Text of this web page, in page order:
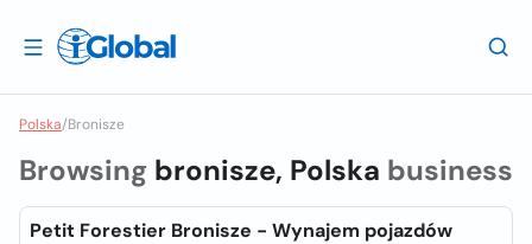
Polska/Bronisze
Browsing bronisze, Polska business
Petit Forestier Bronisze - Wynajem pojazdów